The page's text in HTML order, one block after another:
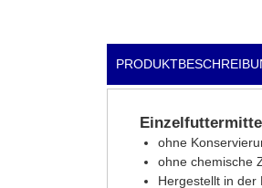
ohne
ohne chemische
Hergestellt in der